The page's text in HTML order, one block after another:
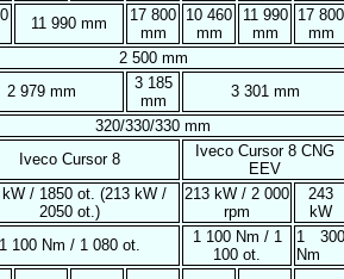
11 990 mm
17 800
mm
10 460
mm
11 990
mm
17 800
mm
2 500 mm
2 979 mm
3 185
mm
3 301 mm
320/330/330 mm
Iveco Cursor 8
Iveco Cursor 8 CNG
EEV
kW / 1850 ot. (213 kW /
2050 ot.)
213 kW / 2 000
rpm
243
kW
1 100 Nm / 1 080 ot.
1 100 Nm / 1
100 ot.
1 300
Nm